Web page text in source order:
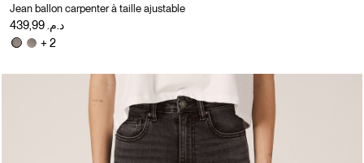
Jean ballon carpenter à taille ajustable
د.م. 439,99
+ 2